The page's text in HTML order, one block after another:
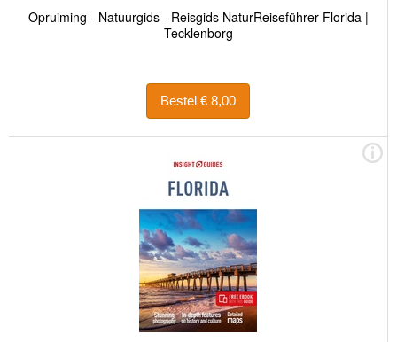
Opruiming - Natuurgids - Reisgids NaturReiseführer Florida |
Tecklenborg
Bestel € 8,00